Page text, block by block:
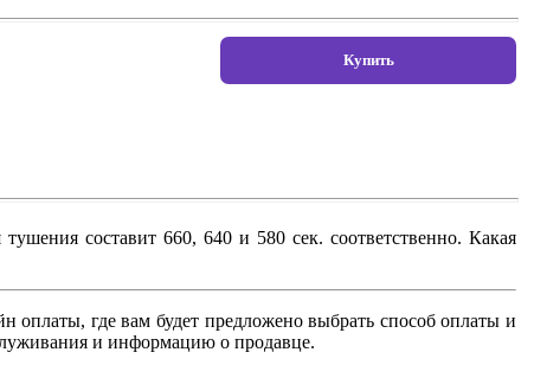
составит 660, 640 и 580 сек. соответственно. Какая
где вам будет предложено выбрать способ оплаты и
и информацию о продавце.